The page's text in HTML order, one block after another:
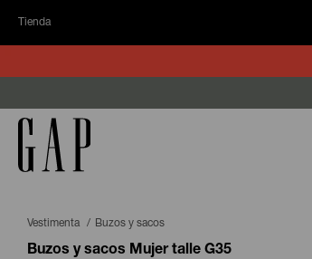
Tienda
Vestimenta Buzos y sacos
Buzos y sacos Mujer talle G35